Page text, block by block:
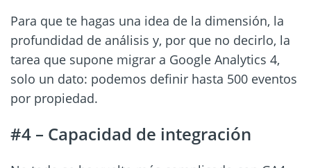
Para que te hagas una idea de la dimensión, la
profundidad de análisis y, por que no decirlo, la
tarea que supone migrar a Google Analytics 4,
solo un dato: podemos definir hasta 500 eventos
por propiedad.
#4 – Capacidad de integración